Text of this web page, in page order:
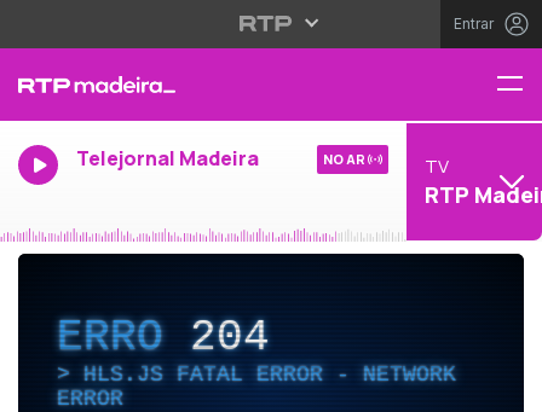
Entrar
Telejornal Madeira NO AR TV
RTP
ERRO204
HLS.JS FATAL ERROR - NETWORK
ERROR